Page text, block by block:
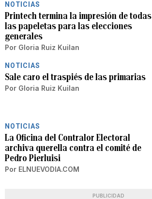
NOTICIAS
Printech termina la impresión de todas
las papeletas para las elecciones
generales
Por Gloria Ruiz Kuilan
NOTICIAS
Sale caro el traspiés de las primarias
Por Gloria Ruiz Kuilan
NOTICIAS
La Oficina del Contralor Electoral
archiva querella contra el comité de
Pedro Pierluisi
Por ELNUEVODIA.COM
PUBLICIDAD